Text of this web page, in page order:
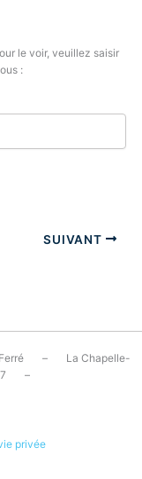
le voir, veuillez saisir
:
SUIVANT
– La Chapelle-
67 –
privée